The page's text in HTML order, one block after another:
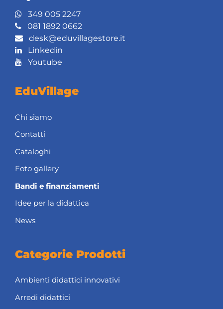
349 005 2247
081 1892 0662
desk@eduvillagestore.it
Linkedin
Youtube
EduVillage
Chi siamo
Contatti
Cataloghi
Foto gallery
Bandi e finanziamenti
Idee per la didattica
News
Categorie Prodotti
Ambienti didattici innovativi
Arredi didattici